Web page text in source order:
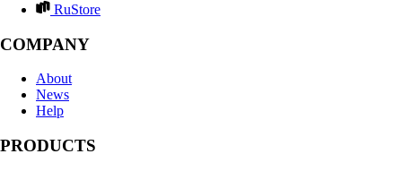
RuStore
COMPANY
About
News
Help
PRODUCTS